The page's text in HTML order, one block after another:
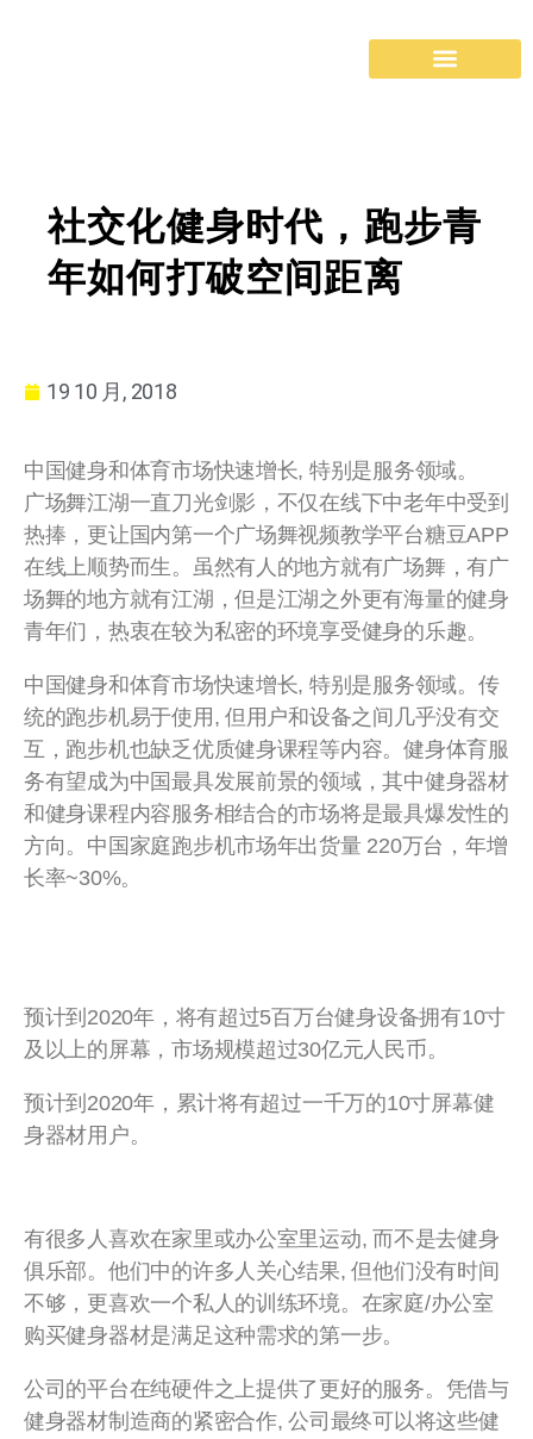
社交化健身时代，跑步青
年如何打破空间距离
19 10 月, 2018
中国健身和体育市场快速增长, 特别是服务领域。
广场舞江湖一直刀光剑影，不仅在线下中老年中受到
热捧，更让国内第一个广场舞视频教学平台糖豆APP
在线上顺势而生。虽然有人的地方就有广场舞，有广
场舞的地方就有江湖，但是江湖之外更有海量的健身
青年们，热衷在较为私密的环境享受健身的乐趣。
中国健身和体育市场快速增长, 特别是服务领域。传
统的跑步机易于使用, 但用户和设备之间几乎没有交
互，跑步机也缺乏优质健身课程等内容。健身体育服
务有望成为中国最具发展前景的领域，其中健身器材
和健身课程内容服务相结合的市场将是最具爆发性的
方向。中国家庭跑步机市场年出货量 220万台，年增
长率~30%。
预计到2020年，将有超过5百万台健身设备拥有10寸
及以上的屏幕，市场规模超过30亿元人民币。
预计到2020年，累计将有超过一千万的10寸屏幕健
身器材用户。
有很多人喜欢在家里或办公室里运动, 而不是去健身
俱乐部。他们中的许多人关心结果, 但他们没有时间
不够，更喜欢一个私人的训练环境。在家庭/办公室
购买健身器材是满足这种需求的第一步。
公司的平台在纯硬件之上提供了更好的服务。凭借与
健身器材制造商的紧密合作, 公司最终可以将这些健